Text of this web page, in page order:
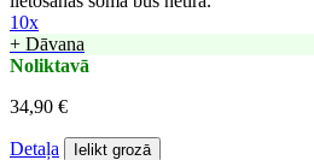
10x
+ Dāvana
Noliktavā
34,90 €
Detaļa Ielikt grozā